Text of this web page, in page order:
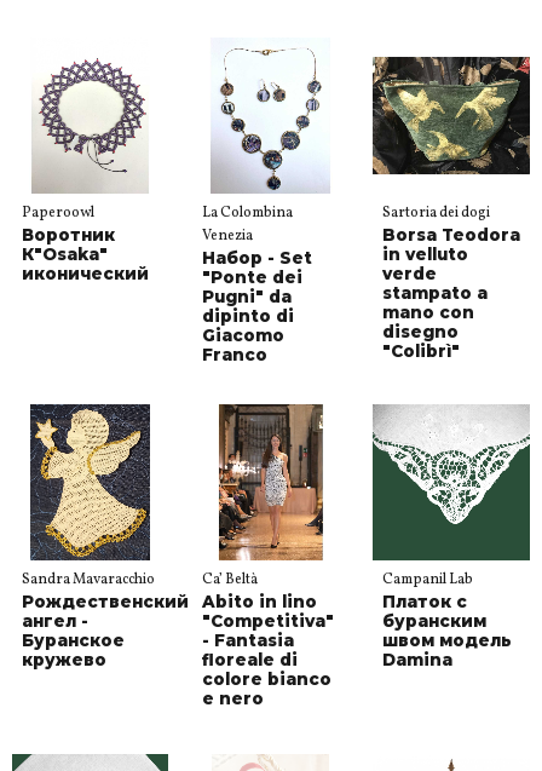
Paperoowl
Воротник
К"Osaka"
иконический
La Colombina
Venezia
Набор - Set
"Ponte dei
Pugni" da
dipinto di
Giacomo
Franco
Sartoria dei dogi
Borsa Teodora
in velluto
verde
stampato a
mano con
disegno
"Colibrì"
Sandra Mavaracchio
Рождественский
ангел -
Буранское
кружево
Ca’ Beltà
Abito in lino
"Competitiva"
- Fantasia
floreale di
colore bianco
e nero
Campanil Lab
Платок с
буранским
швом модель
Damina